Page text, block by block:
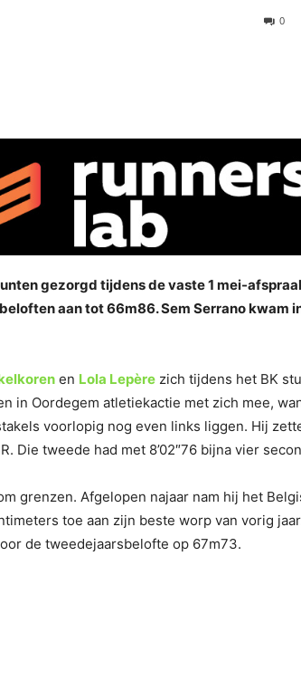
0
gezorgd tijdens de vaste 1 mei-
aan tot 66m86. Sem Serrano kwam
en Lola Lepère zich tijdens het BK
in Oordegem atletiekactie met zich mee,
voorlopig nog even links liggen. Hij
Die tweede had met 8’02″76 bijna vier
grenzen. Afgelopen najaar nam hij het
toe aan zijn beste worp van vorig
de tweedejaarsbelofte op 67m73.